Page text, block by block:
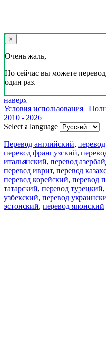
×
Очень жаль,
Но сейчас вы можете
один раз.
наверх
Условия использования |
2010 - 2026
Select a language
Перевод английский,
перевод французский,
итальянский, перевод
перевод иврит, перевод
перевод корейский, перевод
татарский, перевод турецкий,
узбекский, перевод
эстонский, перевод японский